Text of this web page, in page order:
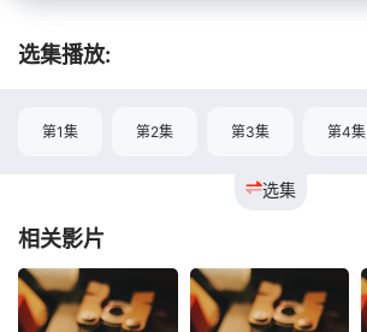
选集播放:
选集
第1集 第2集 第3集 第4集
相关影片